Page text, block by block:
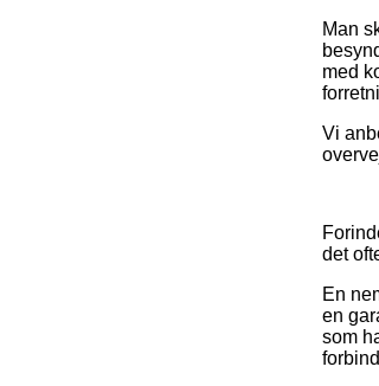
Man
med
Vi
det
En
en
som